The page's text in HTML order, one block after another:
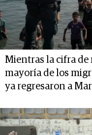
Mientras la cifra de
mayoría de los
ya regresaron a